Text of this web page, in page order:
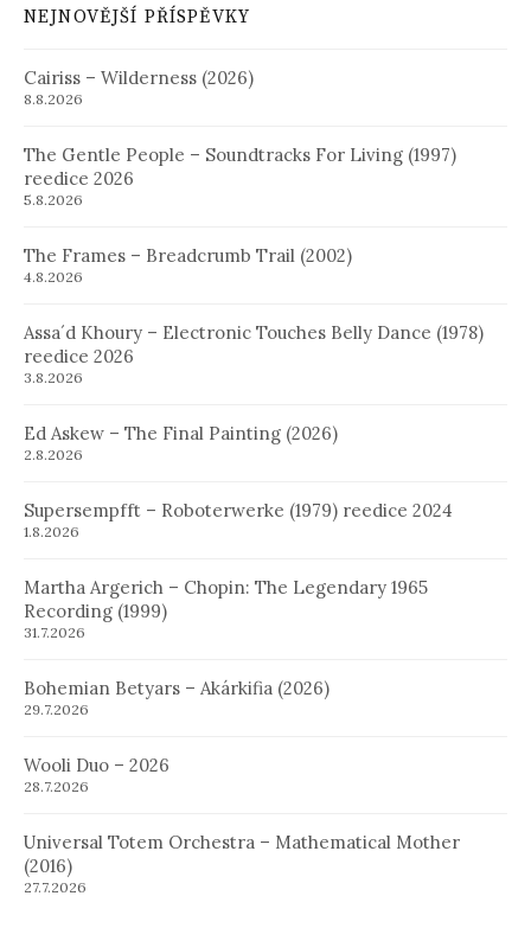
NEJNOVĚJŠÍ PŘÍSPĚVKY
Cairiss – Wilderness (2026)
8.8.2026
The Gentle People – Soundtracks For Living (1997)
reedice 2026
5.8.2026
The Frames – Breadcrumb Trail (2002)
4.8.2026
Assa´d Khoury – Electronic Touches Belly Dance (1978)
reedice 2026
3.8.2026
Ed Askew – The Final Painting (2026)
2.8.2026
Supersempfft – Roboterwerke (1979) reedice 2024
1.8.2026
Martha Argerich – Chopin: The Legendary 1965
Recording (1999)
31.7.2026
Bohemian Betyars – Akárkifia (2026)
29.7.2026
Wooli Duo – 2026
28.7.2026
Universal Totem Orchestra – Mathematical Mother
(2016)
27.7.2026